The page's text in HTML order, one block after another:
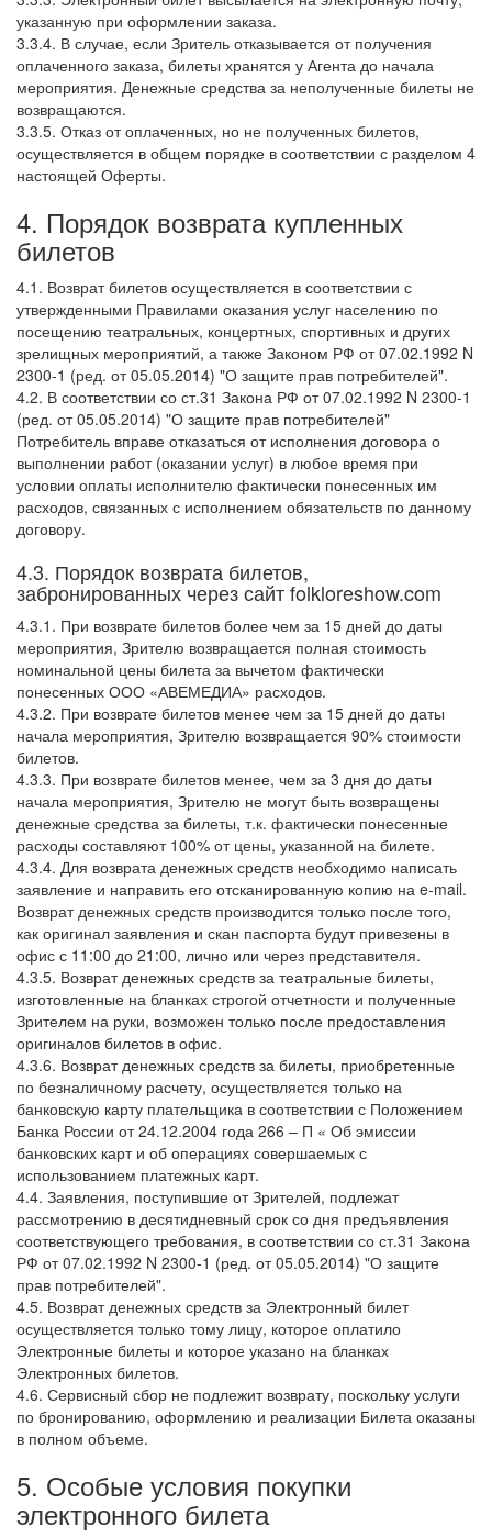
указанную при оформлении заказа.
3.3.4. В случае, если Зритель отказывается от получения
оплаченного заказа, билеты хранятся у Агента до начала
мероприятия. Денежные средства за неполученные билеты не
возвращаются.
3.3.5. Отказ от оплаченных, но не полученных билетов,
осуществляется в общем порядке в соответствии с разделом 4
настоящей Оферты.
4. Порядок возврата купленных
билетов
4.1. Возврат билетов осуществляется в соответствии с
утвержденными Правилами оказания услуг населению по
посещению театральных, концертных, спортивных и других
зрелищных мероприятий, а также Законом РФ от 07.02.1992 N
2300-1 (ред. от 05.05.2014) "О защите прав потребителей".
4.2. В соответствии со ст.31 Закона РФ от 07.02.1992 N 2300-1
(ред. от 05.05.2014) "О защите прав потребителей"
Потребитель вправе отказаться от исполнения договора о
выполнении работ (оказании услуг) в любое время при
условии оплаты исполнителю фактически понесенных им
расходов, связанных с исполнением обязательств по данному
договору.
4.3. Порядок возврата билетов,
забронированных через сайт folkloreshow.com
4.3.1. При возврате билетов более чем за 15 дней до даты
мероприятия, Зрителю возвращается полная стоимость
номинальной цены билета за вычетом фактически
понесенных ООО «АВЕМЕДИА» расходов.
4.3.2. При возврате билетов менее чем за 15 дней до даты
начала мероприятия, Зрителю возвращается 90% стоимости
билетов.
4.3.3. При возврате билетов менее, чем за 3 дня до даты
начала мероприятия, Зрителю не могут быть возвращены
денежные средства за билеты, т.к. фактически понесенные
расходы составляют 100% от цены, указанной на билете.
4.3.4. Для возврата денежных средств необходимо написать
заявление и направить его отсканированную копию на e-mail.
Возврат денежных средств производится только после того,
как оригинал заявления и скан паспорта будут привезены в
офис с 11:00 до 21:00, лично или через представителя.
4.3.5. Возврат денежных средств за театральные билеты,
изготовленные на бланках строгой отчетности и полученные
Зрителем на руки, возможен только после предоставления
оригиналов билетов в офис.
4.3.6. Возврат денежных средств за билеты, приобретенные
по безналичному расчету, осуществляется только на
банковскую карту плательщика в соответствии с Положением
Банка России от 24.12.2004 года 266 – П « Об эмиссии
банковских карт и об операциях совершаемых с
использованием платежных карт.
4.4. Заявления, поступившие от Зрителей, подлежат
рассмотрению в десятидневный срок со дня предъявления
соответствующего требования, в соответствии со ст.31 Закона
РФ от 07.02.1992 N 2300-1 (ред. от 05.05.2014) "О защите
прав потребителей".
4.5. Возврат денежных средств за Электронный билет
осуществляется только тому лицу, которое оплатило
Электронные билеты и которое указано на бланках
Электронных билетов.
4.6. Сервисный сбор не подлежит возврату, поскольку услуги
по бронированию, оформлению и реализации Билета оказаны
в полном объеме.
5. Особые условия покупки
электронного билета